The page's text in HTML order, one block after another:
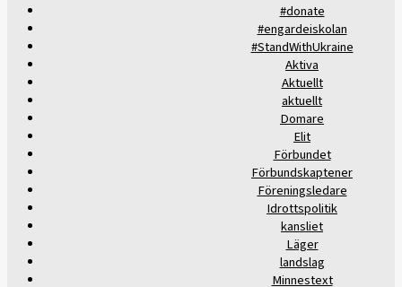
#donate
#engardeiskolan
#StandWithUkraine
Aktiva
Aktuellt
aktuellt
Domare
Elit
Förbundet
Förbundskaptener
Föreningsledare
Idrottspolitik
kansliet
Läger
landslag
Minnestext